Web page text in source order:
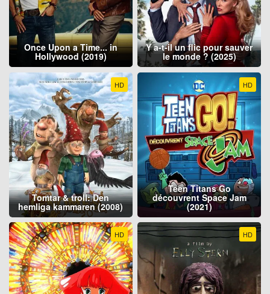
Once Upon a Time... in
Hollywood (2019)
Y a-t-il un flic pour sauver
le monde ? (2025)
HD
Tomtar & troll: Den
hemliga kammaren (2008)
HD
Teen Titans Go
découvrent Space Jam
(2021)
HD HD